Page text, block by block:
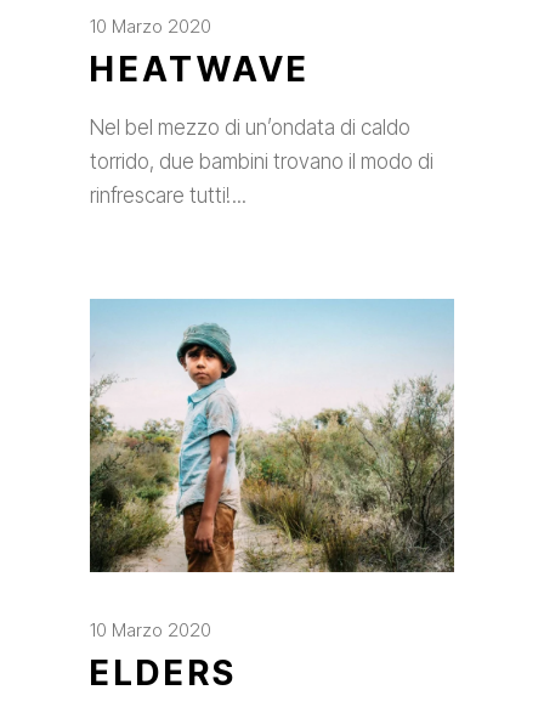
10 Marzo 2020
HEATWAVE
Nel bel mezzo di un’ondata di caldo
torrido, due bambini trovano il modo di
rinfrescare tutti!
10 Marzo 2020
ELDERS